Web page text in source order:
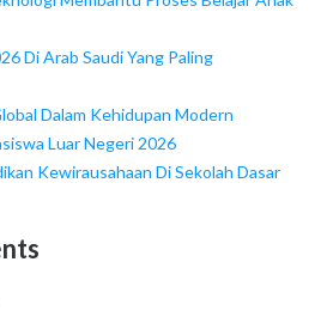
Di Arab Saudi Yang Paling
Dalam Kehidupan Modern
Luar Negeri 2026
Kewirausahaan Di Sekolah Dasar